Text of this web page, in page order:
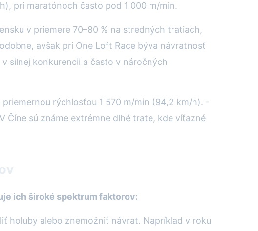
pri maratónoch často pod 1 000 m/min.
v priemere 70–80 % na stredných tratiach,
avšak pri One Loft Race býva návratnosť
silnej konkurencii a často v náročných
rýchlosťou 1 570 m/min (94,2 km/h). -
Číne sú známe extrémne dlhé trate, kde víťazné
ich široké spektrum faktorov:
holuby alebo znemožniť návrat. Napríklad v roku